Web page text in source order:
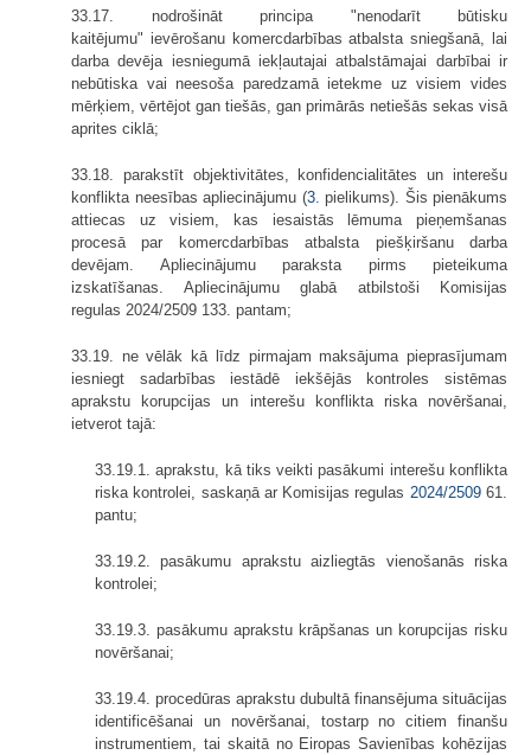
33.17. nodrošināt principa "nenodarīt būtisku
kaitējumu" ievērošanu komercdarbības atbalsta sniegšanā, lai
darba devēja iesniegumā iekļautajai atbalstāmajai darbībai ir
nebūtiska vai neesoša paredzamā ietekme uz visiem vides
mērķiem, vērtējot gan tiešās, gan primārās netiešās sekas visā
aprites ciklā;
33.18. parakstīt objektivitātes, konfidencialitātes un interešu
konflikta neesības apliecinājumu (3. pielikums). Šis pienākums
attiecas uz visiem, kas iesaistās lēmuma pieņemšanas
procesā par komercdarbības atbalsta piešķiršanu darba
devējam. Apliecinājumu paraksta pirms pieteikuma
izskatīšanas. Apliecinājumu glabā atbilstoši Komisijas
regulas 2024/2509 133. pantam;
33.19. ne vēlāk kā līdz pirmajam maksājuma pieprasījumam
iesniegt sadarbības iestādē iekšējās kontroles sistēmas
aprakstu korupcijas un interešu konflikta riska novēršanai,
ietverot tajā:
33.19.1. aprakstu, kā tiks veikti pasākumi interešu konflikta
riska kontrolei, saskaņā ar Komisijas regulas 2024/250961.
pantu;
33.19.2. pasākumu aprakstu aizliegtās vienošanās riska
kontrolei;
33.19.3. pasākumu aprakstu krāpšanas un korupcijas risku
novēršanai;
33.19.4. procedūras aprakstu dubultā finansējuma situācijas
identificēšanai un novēršanai, tostarp no citiem finanšu
instrumentiem, tai skaitā no Eiropas Savienības kohēzijas